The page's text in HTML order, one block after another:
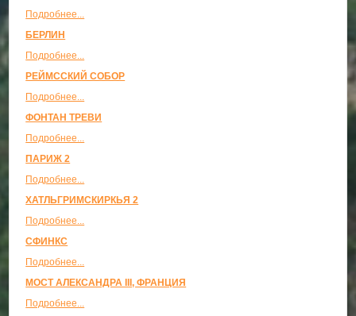
Подробнее...
БЕРЛИН
Подробнее...
РЕЙМССКИЙ СОБОР
Подробнее...
ФОНТАН ТРЕВИ
Подробнее...
ПАРИЖ 2
Подробнее...
ХАТЛЬГРИМСКИРКЬЯ 2
Подробнее...
СФИНКС
Подробнее...
МОСТ АЛЕКСАНДРА III, ФРАНЦИЯ
Подробнее...